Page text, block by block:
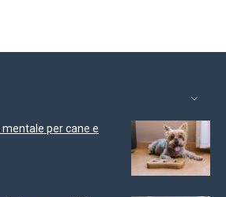
mentale per cane e